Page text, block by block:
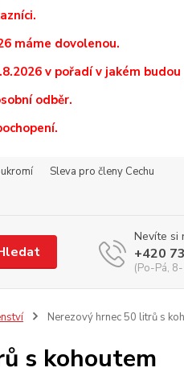
máme dovolenou.
v pořadí v jakém
odběr.
Sleva pro členy Cechu
Nevíte si
+420
(Po-Pá,
Nerezový hrnec 50 litrů s
s kohoutem